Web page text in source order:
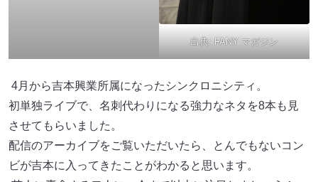
出典: FANY マガジン
4月から吉本興業所属になったシンクロニシティ。
初単独ライブで、名刺代わりになる強力なネタを8本も見
させてもらいました。
配信のアーカイブをご覧いただいたら、とんでもないコン
ビが吉本に入ってきたことがわかると思います。